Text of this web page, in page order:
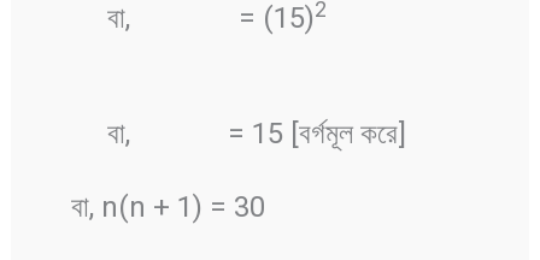
বা, = (15)2
বা, = 15 [বর্গমূল করে]
বা, n(n + 1) = 30